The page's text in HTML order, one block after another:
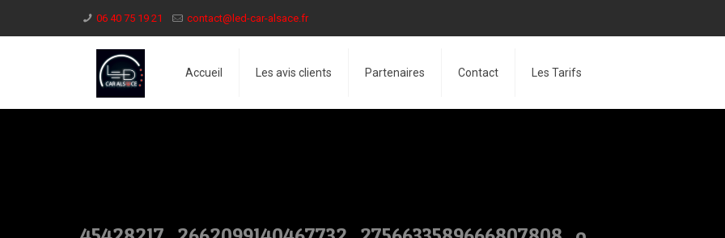
06 40 75 19 21 contact@led-car-alsace.fr
Accueil Les avis clients Partenaires Contact Les Tarifs